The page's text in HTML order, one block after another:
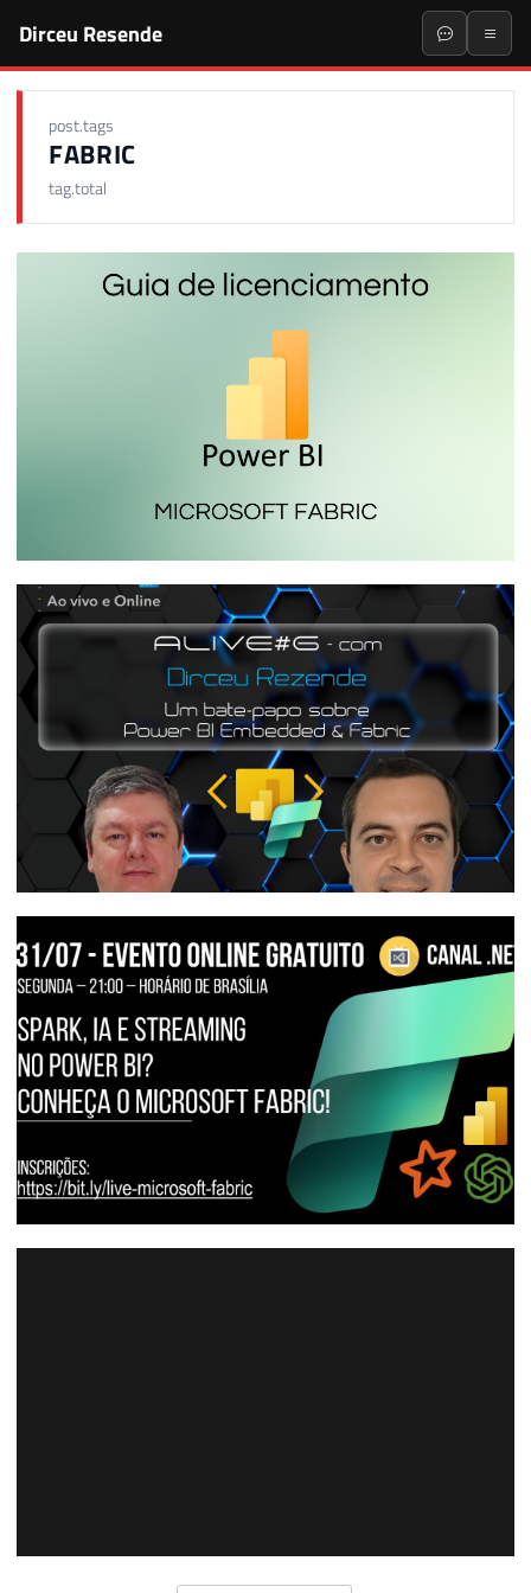
Dirceu Resende
post.tags
FABRIC
tag.total
Microsoft Fabric (SKU F) - A mais
econômica licença do Power BI
16 de janeiro de 2024 14 min de leitura
[Live 11/06] - Alive #6 - com Dirceu
Resende em um bate papo sobre Power
BI Embedded e Fabric
12 de janeiro de 2024 1 min de leitura
[Live - 31.07] - Spark, IA e Streaming no